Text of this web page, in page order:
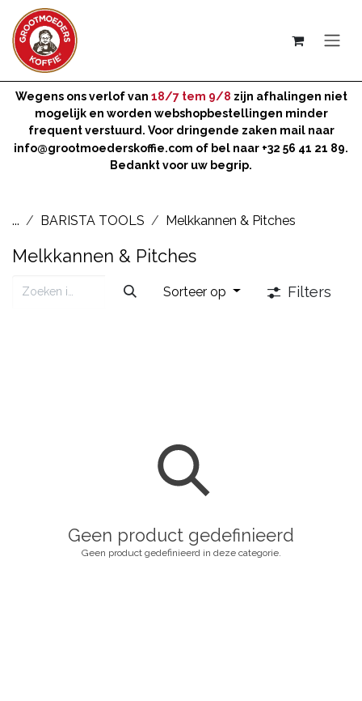
Overslaan naar inhoud
Wegens ons verlof van 18/7 tem 9/8 zijn afhalingen niet
mogelijk en worden webshopbestellingen minder
frequent verstuurd. Voor dringende zaken mail naar
info@grootmoederskoffie.com of bel naar +32 56 41 21 89.
Bedankt voor uw begrip.
... BARISTA TOOLS Melkkannen & Pitches
Melkkannen & Pitches
Sorteer op Filters
Geen product gedefinieerd
Geen product gedefinieerd in deze categorie.